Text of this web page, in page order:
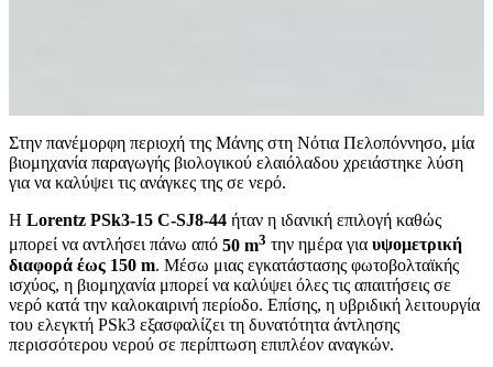
Στην πανέμορφη περιοχή της Μάνης στη Νότια Πελοπόννησο, μία
βιομηχανία παραγωγής βιολογικού ελαιόλαδου χρειάστηκε λύση
για να καλύψει τις ανάγκες της σε νερό.
Η Lorentz PSk3-15 C-SJ8-44 ήταν η ιδανική επιλογή καθώς
μπορεί να αντλήσει πάνω από 50 m3 την ημέρα για υψομετρική
διαφορά έως 150 m. Μέσω μιας εγκατάστασης φωτοβολταϊκής
ισχύος, η βιομηχανία μπορεί να καλύψει όλες τις απαιτήσεις σε
νερό κατά την καλοκαιρινή περίοδο. Επίσης, η υβριδική λειτουργία
του ελεγκτή PSk3 εξασφαλίζει τη δυνατότητα άντλησης
περισσότερου νερού σε περίπτωση επιπλέον αναγκών.